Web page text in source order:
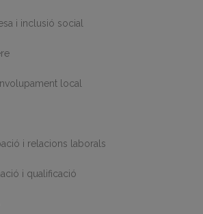
i inclusió social
local
i relacions laborals
i qualificació